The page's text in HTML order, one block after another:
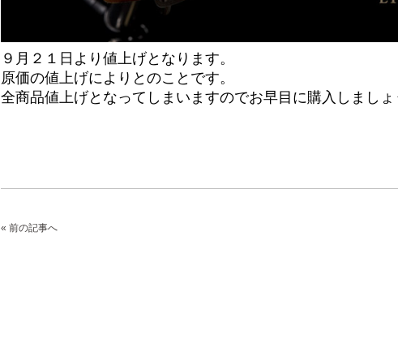
９月２１日より値上げとなります。
原価の値上げによりとのことです。
全商品値上げとなってしまいますのでお早目に購入しましょ
« 前の記事へ